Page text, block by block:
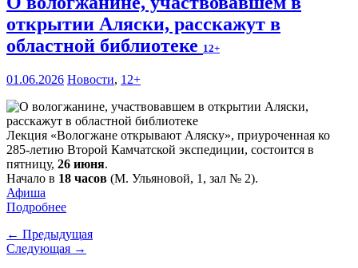
открытии Аляски, расскажут в
областной библиотеке 12+
01.06.2026 Новости, 12+
Лекция «Вологжане открывают Аляску», приуроченная ко
285-летию Второй Камчатской экспедиции, состоится в
пятницу, 26 июня.
Начало в 18 часов (М. Ульяновой, 1, зал № 2).
Афиша
Подробнее
← Предыдущая
Следующая →